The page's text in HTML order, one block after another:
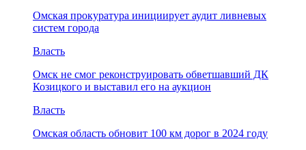
Омская прокуратура инициирует аудит ливневых
систем города
Власть
Омск не смог реконструировать обветшавший ДК
Козицкого и выставил его на аукцион
Власть
Омская область обновит 100 км дорог в 2024 году